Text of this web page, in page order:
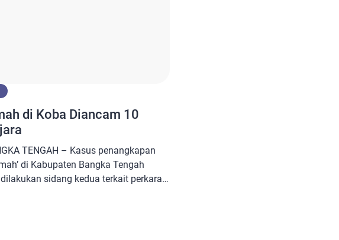
di Koba Diancam 10
TENGAH – Kasus penangkapan
di Kabupaten Bangka Tengah
sidang kedua terkait perkara